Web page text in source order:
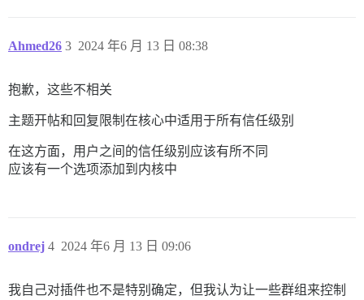
Ahmed26 2024 年6 月 13 日 08:38
3
抱歉，这些不相关
主题开帖和回复限制在核心中适用于所有信任级别
在这方面，用户之间的信任级别应该有所不同
应该有一个选项添加到内核中
ondrej 2024 年6 月 13 日 09:06
4
我自己对插件也不是特别确定，但我认为让一些群组来控制